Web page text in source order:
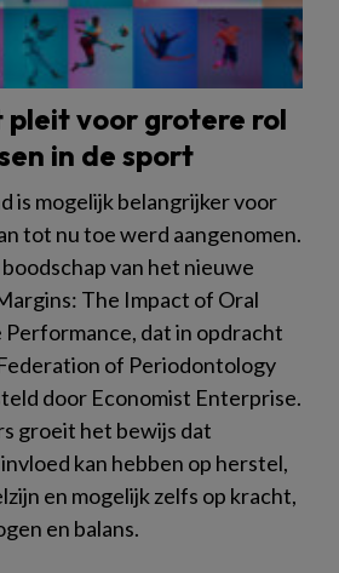
pleit voor grotere rol
in de sport
is mogelijk belangrijker voor
tot nu toe werd aangenomen.
van het nieuwe
The Impact of Oral
dat in opdracht
of Periodontology
door Economist Enterprise.
groeit het bewijs dat
kan hebben op herstel,
en mogelijk zelfs op kracht,
en balans.